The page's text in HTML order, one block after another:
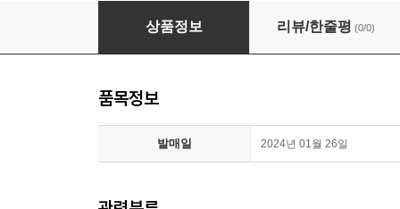
푸치니 - 희귀 가곡집 (Angela Gheorghiu - A
상품정보 리뷰/한줄평 (0/0)
품목정보
발매일 2024년 01월 26일